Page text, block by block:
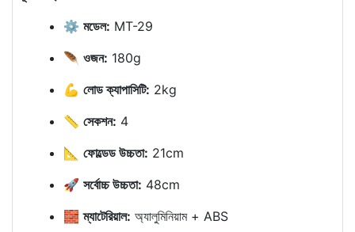
⚙️ মডেল: MT-29
🪶 ওজন: 180g
💪 লোড ক্যাপাসিটি: 2kg
📏 সেকশন: 4
📐 ফোল্ডেড উচ্চতা: 21cm
🚀 সর্বোচ্চ উচ্চতা: 48cm
🧱ম্যাটেরিয়াল: অ্যালুমিনিয়াম + ABS